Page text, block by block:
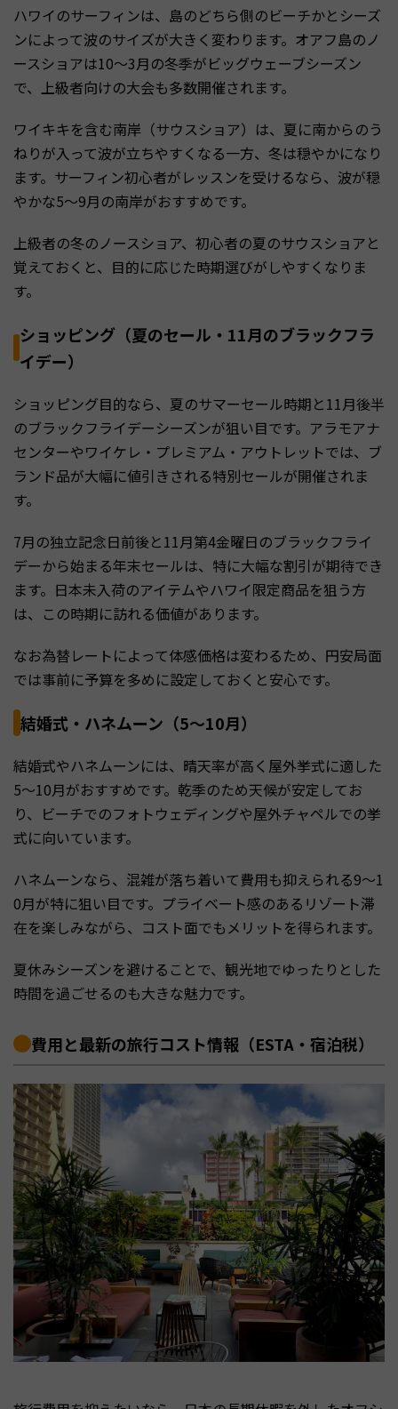
ハワイのサーフィンは、島のどちら側のビーチかとシーズ
ンによって波のサイズが大きく変わります。オアフ島のノ
ースショアは10〜3月の冬季がビッグウェーブシーズン
で、上級者向けの大会も多数開催されます。
ワイキキを含む南岸（サウスショア）は、夏に南からのう
ねりが入って波が立ちやすくなる一方、冬は穏やかになり
ます。サーフィン初心者がレッスンを受けるなら、波が穏
やかな5〜9月の南岸がおすすめです。
上級者の冬のノースショア、初心者の夏のサウスショアと
覚えておくと、目的に応じた時期選びがしやすくなりま
す。
ショッピング（夏のセール・11月のブラックフラ
イデー）
ショッピング目的なら、夏のサマーセール時期と11月後半
のブラックフライデーシーズンが狙い目です。アラモアナ
センターやワイケレ・プレミアム・アウトレットでは、ブ
ランド品が大幅に値引きされる特別セールが開催されま
す。
7月の独立記念日前後と11月第4金曜日のブラックフライ
デーから始まる年末セールは、特に大幅な割引が期待でき
ます。日本未入荷のアイテムやハワイ限定商品を狙う方
は、この時期に訪れる価値があります。
なお為替レートによって体感価格は変わるため、円安局面
では事前に予算を多めに設定しておくと安心です。
結婚式・ハネムーン（5〜10月）
結婚式やハネムーンには、晴天率が高く屋外挙式に適した
5〜10月がおすすめです。乾季のため天候が安定してお
り、ビーチでのフォトウェディングや屋外チャペルでの挙
式に向いています。
ハネムーンなら、混雑が落ち着いて費用も抑えられる9〜1
0月が特に狙い目です。プライベート感のあるリゾート滞
在を楽しみながら、コスト面でもメリットを得られます。
夏休みシーズンを避けることで、観光地でゆったりとした
時間を過ごせるのも大きな魅力です。
費用と最新の旅行コスト情報（ESTA・宿泊税）